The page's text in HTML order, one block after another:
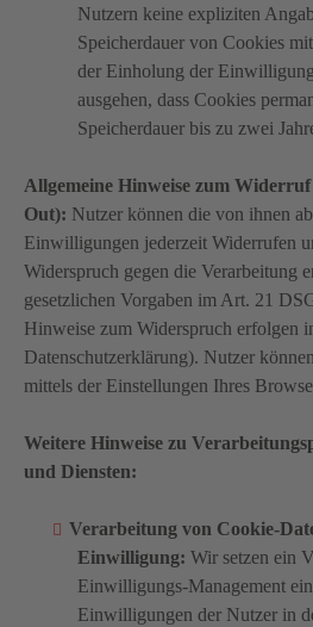
Nutzern keine expliziten
Speicherdauer von Cookies
der Einholung der
ausgehen, dass Cookies
Speicherdauer bis zu zwei
Allgemeine Hinweise zum
Out): Nutzer können die von ihnen
Einwilligungen jederzeit Widerrufen
Widerspruch gegen die Verarbeitung
gesetzlichen Vorgaben im Art. 21
Hinweise zum Widerspruch erfolgen
Datenschutzerklärung). Nutzer
mittels der Einstellungen Ihres
Weitere Hinweise zu
und Diensten:
Verarbeitung von Cookie-
Einwilligung: Wir setzen ein
Einwilligungs-Management
Einwilligungen der Nutzer in